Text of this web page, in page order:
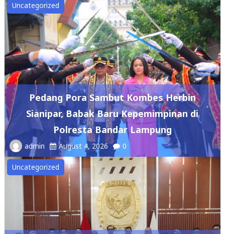
Uncategorized
Pedang Pora Sambut Kombes Herbin
Sianipar, Babak Baru Kepemimpinan di
Polresta Bandar Lampung
admin August 4, 2026 0
Uncategorized